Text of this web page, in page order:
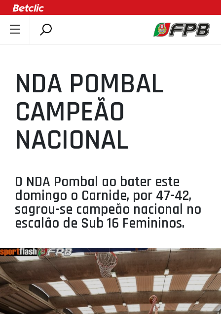
ÚLTIMAS
COMPETIÇÕES
ASSOCIAÇÕES
CLUBES
AGENTES
SELEÇÕES
MINIBASQUETE
ÁREA TÉCNICA
LIGA BETCLIC MASCULINA
LIGA BETCLIC FEMININA
NDA POMBAL
CAMPEÃO
NACIONAL
O NDA Pombal ao bater este
domingo o Carnide, por 47-42,
sagrou-se campeão nacional no
escalão de Sub 16 Femininos.